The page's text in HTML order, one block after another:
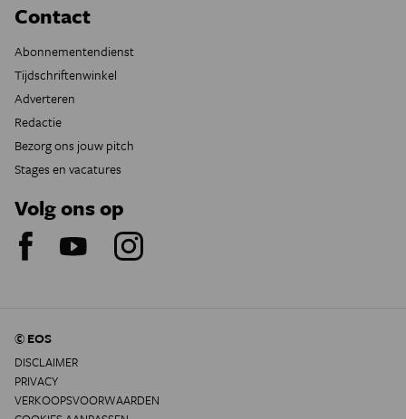
Contact
Abonnementendienst
Tijdschriftenwinkel
Adverteren
Redactie
Bezorg ons jouw pitch
Stages en vacatures
Volg ons op
© EOS
DISCLAIMER
PRIVACY
VERKOOPSVOORWAARDEN